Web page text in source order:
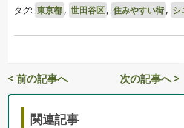
タグ: 東京都 , 世田谷区 , 住みやすい街 , シ
< 前の記事へ
次の記事へ >
関連記事